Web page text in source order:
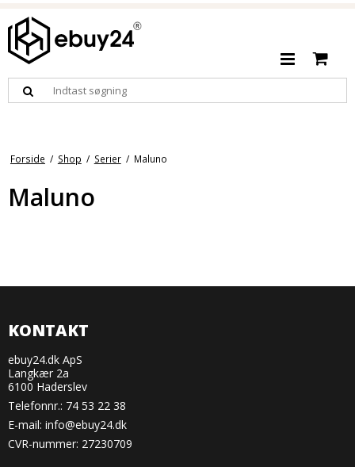
Forside / Shop / Serier / Maluno
Maluno
KONTAKT
ebuy24.dk ApS
Langkær 2a
6100 Haderslev
Telefonnr.: 74 53 22 38
E-mail: info@ebuy24.dk
CVR-nummer: 27230709